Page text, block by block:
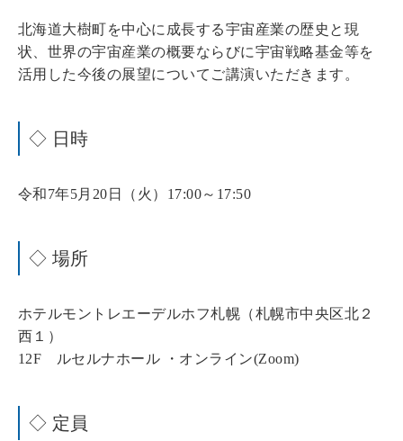
北海道大樹町を中心に成長する宇宙産業の歴史と現
状、世界の宇宙産業の概要ならびに宇宙戦略基金等を
活用した今後の展望についてご講演いただきます。
◇ 日時
令和7年5月20日（火）17:00～17:50
◇ 場所
ホテルモントレエーデルホフ札幌（札幌市中央区北２
西１）
12F ルセルナホール ・オンライン(Zoom)
◇ 定員